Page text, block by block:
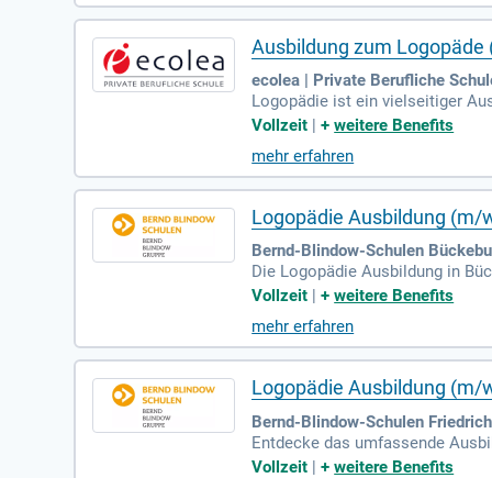
e Stimme zu stärken und mehr
Ausbildung zum
ecolea | Private Berufliche
Logopädie ist ein vielseitiger
n jeden Alters, die durch
l auf die individuellen
bewusst kommunizieren und
Vollzeit |+weitere Benefits
mehr erfahren
Logopädie Ausbildung (m/
Bernd-Blindow-Schulen
Die Logopädie Ausbildung in
auer von drei Jahren und
Abschlussgebühren und Kosten
elt werden können. Zudem
Vollzeit |+weitere Benefits
mehr erfahren
Logopädie Ausbildung (m/
Bernd-Blindow-Schulen
Entdecke das umfassende
en in Sprecherziehung, um die
Vollzeit |+weitere Benefits